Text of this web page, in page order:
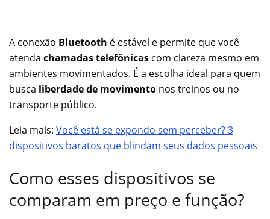
A conexão Bluetooth é estável e permite que você
atenda chamadas telefônicas com clareza mesmo em
ambientes movimentados. É a escolha ideal para quem
busca liberdade de movimento nos treinos ou no
transporte público.
Leia mais: Você está se expondo sem perceber? 3
dispositivos baratos que blindam seus dados pessoais
Como esses dispositivos se
comparam em preço e função?